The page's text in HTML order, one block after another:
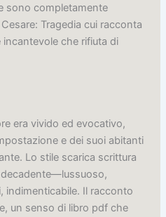
sono completamente
Tragedia cui racconta
incantevole che rifiuta di
era vivido ed evocativo,
e dei suoi abitanti
Lo stile scarica scrittura
decadente—lussuoso,
indimenticabile. Il racconto
un senso di libro pdf che